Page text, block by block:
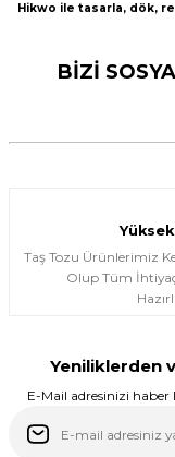
A... G... | 21/04/2026
Taş tozu rengi ve dokusu çok
Halema Elyasen | 19/01/2026
Hikwo ile tasarla, dök,
BİZİ
Taş Tozu Ürünlerimiz
Olup Tüm
Yeniliklerden
E-Mail adresinizi haber